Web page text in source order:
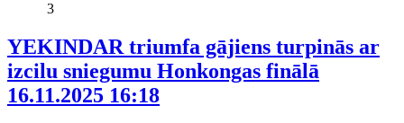
3
YEKINDAR triumfa gājiens turpinās ar
izcilu sniegumu Honkongas finālā
16.11.2025 16:18